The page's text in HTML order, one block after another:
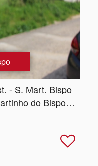
- S. Mart. Bispo
Coimbra, Coimbra, São Martinho do Bispo e Ribeira de Frades